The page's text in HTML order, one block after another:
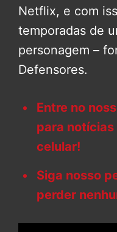
Netflix, e com
temporadas de
personagem –
Defensores.
Entre no
para
celular!
Siga nosso
perder